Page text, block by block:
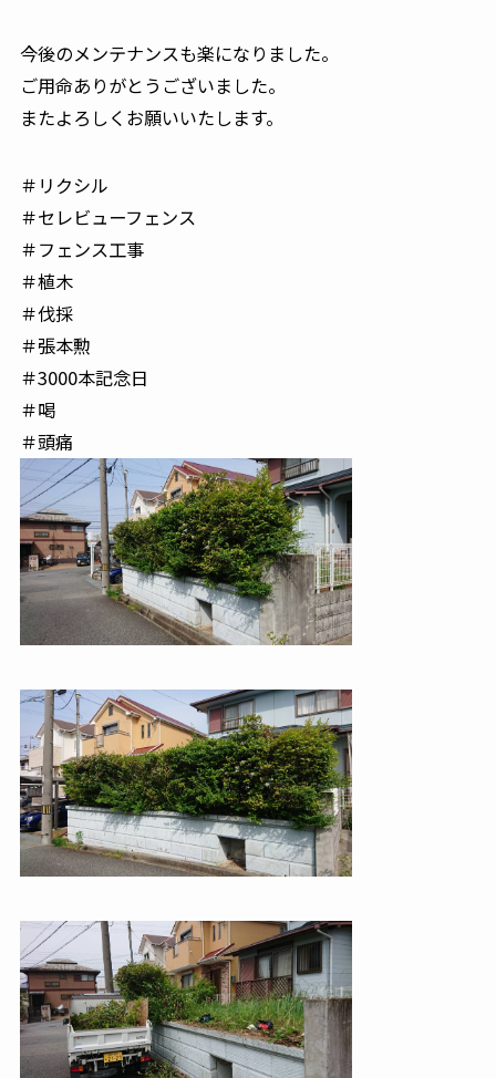
今後のメンテナンスも楽になりました。
ご用命ありがとうございました。
またよろしくお願いいたします。
＃リクシル
＃セレビューフェンス
＃フェンス工事
＃植木
＃伐採
＃張本勲
＃3000本記念日
＃喝
＃頭痛